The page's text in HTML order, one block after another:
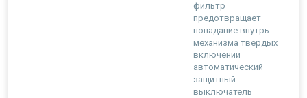
фильтр
предотвращает
попадание внутрь
механизма твердых
включений
автоматический
защитный
выключатель